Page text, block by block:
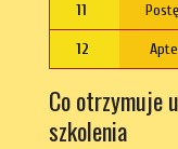
11
12
Co otrzymuje
szkolenia